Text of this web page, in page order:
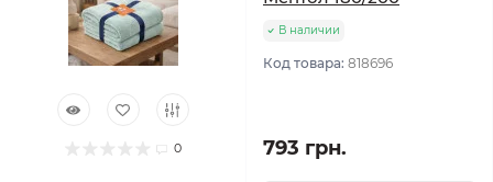
0
В наличии
Код товара: 818696
793 грн.